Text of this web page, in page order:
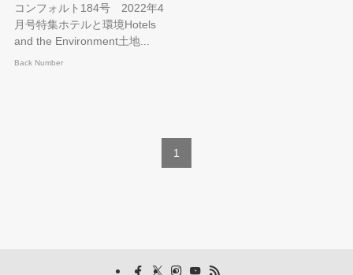
コンフォルト184号 2022年4
月号特集ホテルと環境Hotels
and the Environment土地...
Back Number
1